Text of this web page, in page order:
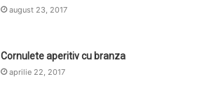
august 23, 2017
Cornulete aperitiv cu branza
aprilie 22, 2017